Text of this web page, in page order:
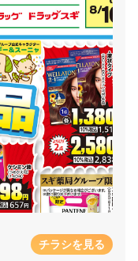
チラシを見る